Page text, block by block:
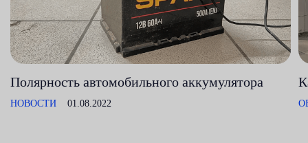
Полярность автомобильного аккумулятора
НОВОСТИ 01.08.2022